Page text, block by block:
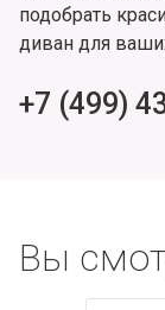
подобрать
диван для
+7 (499)
Вы